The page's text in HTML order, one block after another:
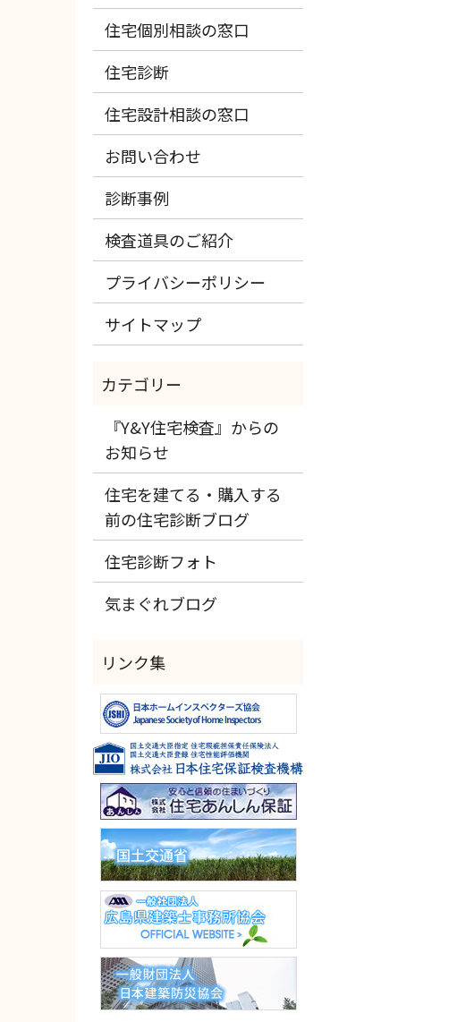
住宅個別相談の窓口
住宅診断
住宅設計相談の窓口
お問い合わせ
診断事例
検査道具のご紹介
プライバシーポリシー
サイトマップ
『Y&Y住宅検査』からの
お知らせ
住宅を建てる・購入する
前の住宅診断ブログ
住宅診断フォト
気まぐれブログ